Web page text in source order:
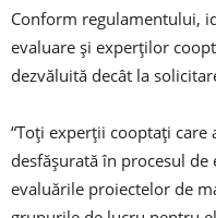
Conform regulamentului,
evaluare şi experţilor
dezvăluită decât la
“Toţi experţii cooptaţi
desfăşurată în procesul
evaluările proiectelor de